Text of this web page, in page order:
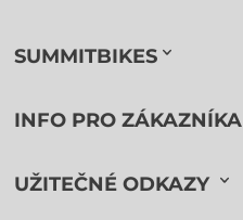
SUMMITBIKES
INFO PRO ZÁKAZNÍKA
UŽITEČNÉ ODKAZY